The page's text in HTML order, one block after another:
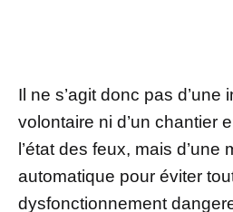
Il ne s’agit donc pas d’une
volontaire ni d’un chantier
l’état des feux, mais
automatique pour éviter
dysfonctionnement